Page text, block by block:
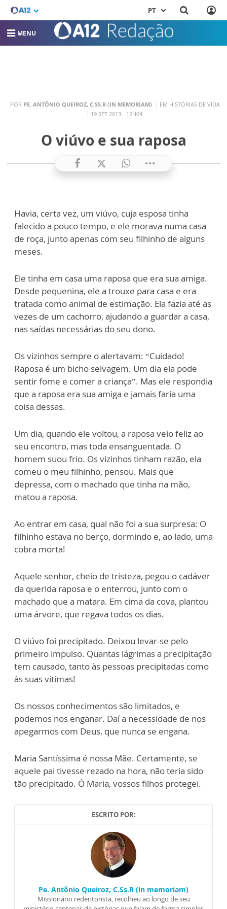
PT
MENU
POR PE. ANTÔNIO QUEIROZ, C.SS.R (IN MEMORIAM)
EM HISTÓRIAS DE VIDA
19 SET 2013 - 12H04
O viúvo e sua raposa
Havia, certa vez, um viúvo, cuja esposa tinha
falecido a pouco tempo, e ele morava numa casa
de roça, junto apenas com seu filhinho de alguns
meses.
Ele tinha em casa uma raposa que era sua amiga.
Desde pequenina, ele a trouxe para casa e era
tratada como animal de estimação. Ela fazia até as
vezes de um cachorro, ajudando a guardar a casa,
nas saídas necessárias do seu dono.
Os vizinhos sempre o alertavam: “Cuidado!
Raposa é um bicho selvagem. Um dia ela pode
sentir fome e comer a criança”. Mas ele respondia
que a raposa era sua amiga e jamais faria uma
coisa dessas.
Um dia, quando ele voltou, a raposa veio feliz ao
seu encontro, mas toda ensanguentada. O
homem suou frio. Os vizinhos tinham razão, ela
comeu o meu filhinho, pensou. Mais que
depressa, com o machado que tinha na mão,
matou a raposa.
Ao entrar em casa, qual não foi a sua surpresa: O
filhinho estava no berço, dormindo e, ao lado, uma
cobra morta!
Aquele senhor, cheio de tristeza, pegou o cadáver
da querida raposa e o enterrou, junto com o
machado que a matara. Em cima da cova, plantou
uma árvore, que regava todos os dias.
O viúvo foi precipitado. Deixou levar-se pelo
primeiro impulso. Quantas lágrimas a precipitação
tem causado, tanto às pessoas precipitadas como
às suas vítimas!
Os nossos conhecimentos são limitados, e
podemos nos enganar. Daí a necessidade de nos
apegarmos com Deus, que nunca se engana.
Maria Santíssima é nossa Mãe. Certamente, se
aquele pai tivesse rezado na hora, não teria sido
tão precipitado. Ó Maria, vossos filhos protegei.
ESCRITO POR:
Pe. Antônio Queiroz, C.Ss.R (in memoriam)
Missionário redentorista, recolheu ao longo de seu